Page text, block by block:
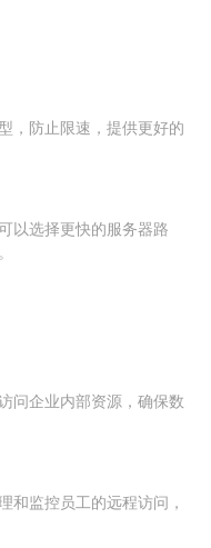
，防止限速，提供更好的
以选择更快的服务器路
问企业内部资源，确保数
和监控员工的远程访问，